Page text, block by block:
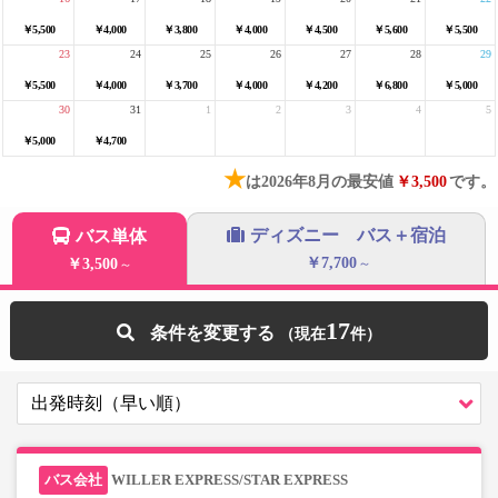
￥5,500 ￥4,000 ￥3,800 ￥4,000 ￥4,500 ￥5,600 ￥5,500
￥5,500
23
￥4,000
24
￥3,700
25
￥4,000
26
￥4,200
27
￥6,800
28
￥5,000
29
￥5,000
30
￥4,700
31 1 2 3 4 5
★は2026年8月の最安値 ￥3,500です。
バス単体
￥3,500 ～
ディズニー バス＋宿泊
￥7,700 ～
条件を変更する 17
WILLER EXPRESS/STAR EXPRESS